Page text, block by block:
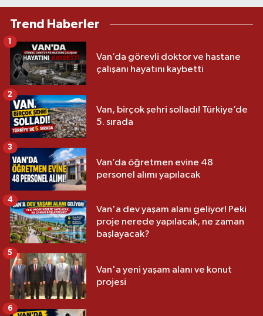
Trend Haberler
Van’da görevli doktor ve hastane
çalışanı hayatını kaybetti
1
Van, birçok şehri solladı! Türkiye’de
5. sırada
2
Van’da öğretmen evine 48
personel alımı yapılacak
3
Van'a dev yaşam alanı geliyor! Peki
proje nerede yapılacak, ne zaman
başlayacak?
4
Van'a yeni yaşam alanı ve konut
projesi
5
6